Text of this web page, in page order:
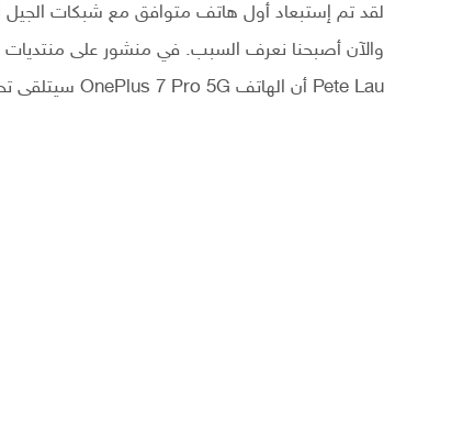
Pete Lau أن الهاتف OnePlus 7 Pro 5G سيتلقى تحديث Android 10 فقط في الربع الأول من العام المقبل.